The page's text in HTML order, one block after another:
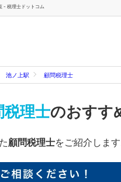
- 税理士ドットコム
池ノ上駅 顧問税理士
税理士のおすす
顧問税理士をご紹介します